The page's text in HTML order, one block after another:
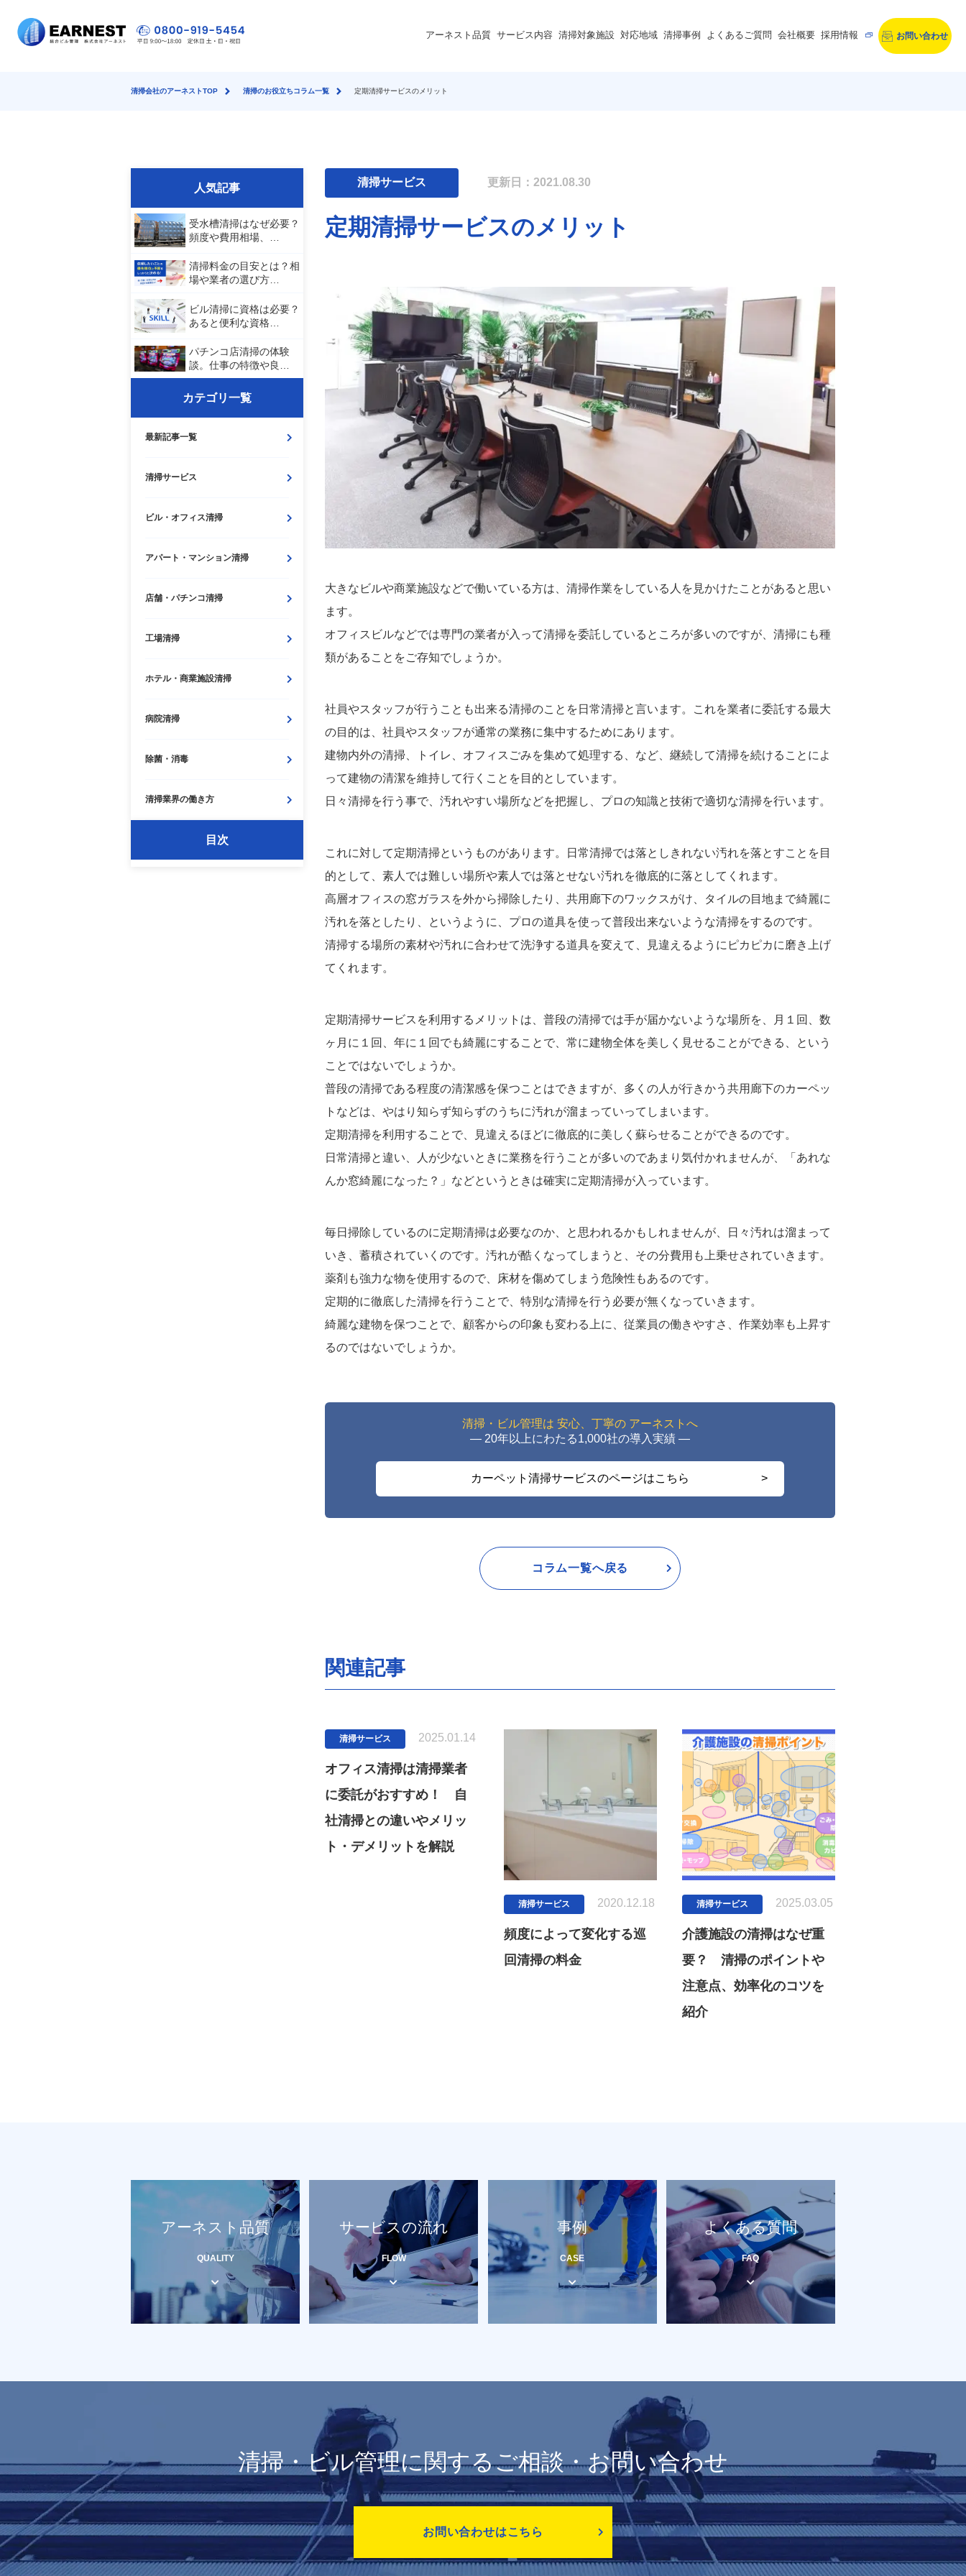
アーネスト品質 サービス内容 清掃対象施設 対応地域 清掃事例 よくあるご質問 会社概要 採用情報 お問い合わせ
清掃会社のアーネストTOP 清掃のお役立ちコラム一覧 定期清掃サービスのメリット
人気記事
受水槽清掃はなぜ必要？
頻度や費用相場、…
清掃料金の目安とは？相
場や業者の選び方…
ビル清掃に資格は必要？
あると便利な資格…
パチンコ店清掃の体験
談。仕事の特徴や良…
カテゴリ一覧
最新記事一覧
清掃サービス
ビル・ オフィス清掃
アパート・ マンション清掃
店舗・ パチンコ清掃
工場清掃
ホテル・ 商業施設清掃
病院清掃
除菌・ 消毒
清掃業界の働き方
目次
清掃サービス 更新日：2021.08.30
定期清掃サービスのメリット
大きなビルや商業施設などで働いている方は、清掃作業をしている人を見かけたことがあると思い
ます。
オフィスビルなどでは専門の業者が入って清掃を委託しているところが多いのですが、清掃にも種
類があることをご存知でしょうか。
社員やスタッフが行うことも出来る清掃のことを日常清掃と言います。これを業者に委託する最大
の目的は、社員やスタッフが通常の業務に集中するためにあります。
建物内外の清掃、トイレ、オフィスごみを集めて処理する、など、継続して清掃を続けることによ
って建物の清潔を維持して行くことを目的としています。
日々清掃を行う事で、汚れやすい場所などを把握し、プロの知識と技術で適切な清掃を行います。
これに対して定期清掃というものがあります。日常清掃では落としきれない汚れを落とすことを目
的として、素人では難しい場所や素人では落とせない汚れを徹底的に落としてくれます。
高層オフィスの窓ガラスを外から掃除したり、共用廊下のワックスがけ、タイルの目地まで綺麗に
汚れを落としたり、というように、プロの道具を使って普段出来ないような清掃をするのです。
清掃する場所の素材や汚れに合わせて洗浄する道具を変えて、見違えるようにピカピカに磨き上げ
てくれます。
定期清掃サービスを利用するメリットは、普段の清掃では手が届かないような場所を、月１回、数
ヶ月に１回、年に１回でも綺麗にすることで、常に建物全体を美しく見せることができる、という
ことではないでしょうか。
普段の清掃である程度の清潔感を保つことはできますが、多くの人が行きかう共用廊下のカーペッ
トなどは、やはり知らず知らずのうちに汚れが溜まっていってしまいます。
定期清掃を利用することで、見違えるほどに徹底的に美しく蘇らせることができるのです。
日常清掃と違い、人が少ないときに業務を行うことが多いのであまり気付かれませんが、「あれな
んか窓綺麗になった？」などというときは確実に定期清掃が入っています。
毎日掃除しているのに定期清掃は必要なのか、と思われるかもしれませんが、日々汚れは溜まって
いき、蓄積されていくのです。汚れが酷くなってしまうと、その分費用も上乗せされていきます。
薬剤も強力な物を使用するので、床材を傷めてしまう危険性もあるのです。
定期的に徹底した清掃を行うことで、特別な清掃を行う必要が無くなっていきます。
綺麗な建物を保つことで、顧客からの印象も変わる上に、従業員の働きやすさ、作業効率も上昇す
るのではないでしょうか。
清掃・ビル管理は 安心、丁寧の アーネストへ
― 20年以上にわたる1,000社の導入実績 ―
カーペット清掃サービスのページはこちら
コラム一覧へ戻る
関連記事
清掃サービス 2025.01.14
オフィス清掃は清掃業者
に委託がおすすめ！ 自
社清掃との違いやメリッ
ト・デメリットを解説
清掃サービス 2020.12.18
頻度によって変化する巡
回清掃の料金
清掃サービス 2025.03.05
介護施設の清掃はなぜ重
要？ 清掃のポイントや
注意点、効率化のコツを
紹介
アーネスト品質
QUALITY
サービスの流れ
FLOW
事例
CASE
よくある質問
FAQ
清掃・ビル管理に関するご相談・お問い合わせ
お問い合わせはこちら